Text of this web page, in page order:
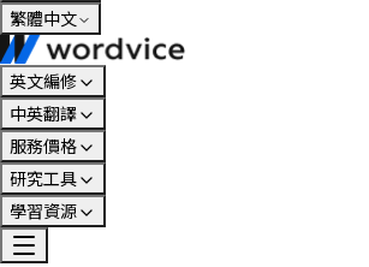
繁體中文
英文編修
中英翻譯
服務價格
研究工具
學習資源